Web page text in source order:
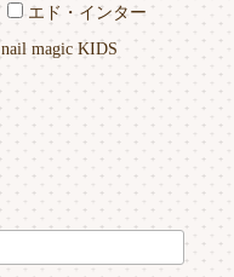
エド・インター
nail magic KIDS